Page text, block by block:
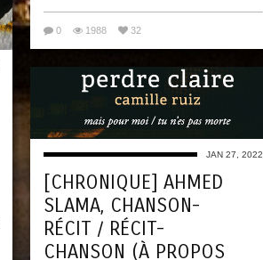
0 1988 32
JAN 27, 2022
[CHRONIQUE] AHMED
SLAMA, CHANSON-
RÉCIT / RÉCIT-
CHANSON (À PROPOS